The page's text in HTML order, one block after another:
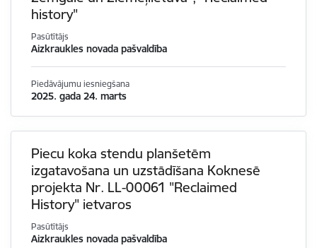
history"
Pasūtītājs
Aizkraukles novada pašvaldība
Piedāvājumu iesniegšana
2025. gada 24. marts
Piecu koka stendu planšetēm
izgatavošana un uzstādīšana Koknesē
projekta Nr. LL-00061 "Reclaimed
History" ietvaros
Pasūtītājs
Aizkraukles novada pašvaldība